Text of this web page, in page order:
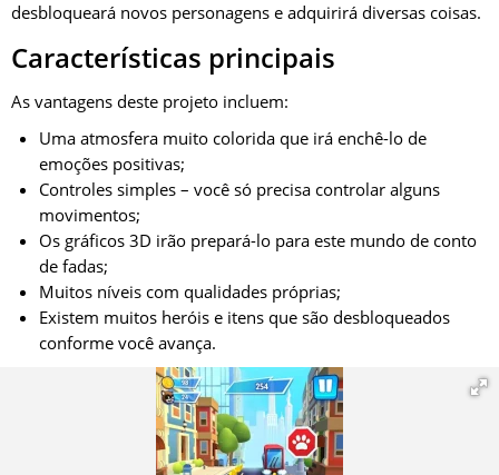
desbloqueará novos personagens e adquirirá diversas coisas.
Características principais
As vantagens deste projeto incluem:
Uma atmosfera muito colorida que irá enchê-lo de
emoções positivas;
Controles simples – você só precisa controlar alguns
movimentos;
Os gráficos 3D irão prepará-lo para este mundo de conto
de fadas;
Muitos níveis com qualidades próprias;
Existem muitos heróis e itens que são desbloqueados
conforme você avança.